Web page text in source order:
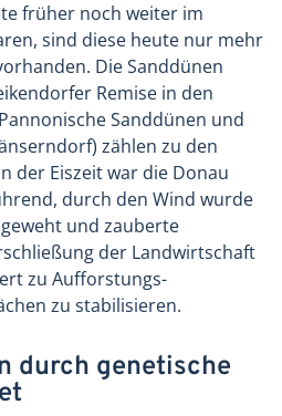
früher noch weiter im
sind diese heute nur mehr
Die Sanddünen
Remise in den
Sanddünen und
zählen zu den
der Eiszeit war die Donau
durch den Wind wurde
und zauberte
der Landwirtschaft
zu Aufforstungs­
zu stabilisieren.
durch genetische